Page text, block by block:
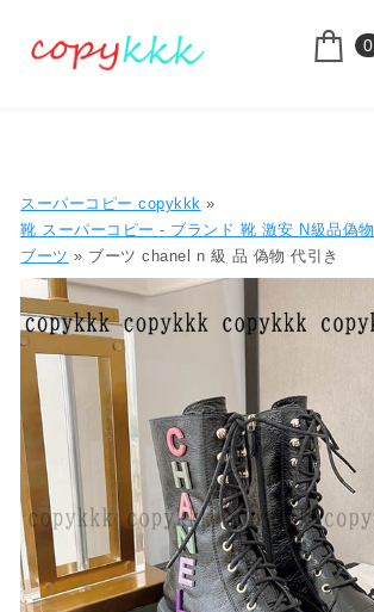
0
スーパーコピー copykkk »
靴 スーパーコピー - ブランド 靴 激安 N級品偽物
ブーツ » ブーツ chanel n 級 品 偽物 代引き